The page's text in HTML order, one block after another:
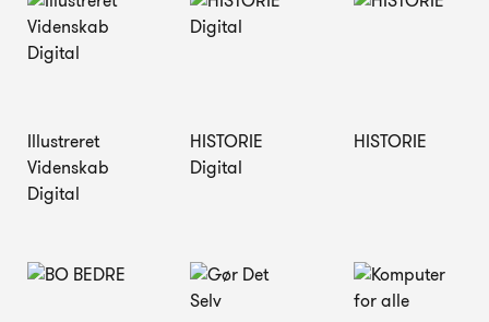
Illustreret
Videnskab
Digital
HISTORIE
Digital
HISTORIE